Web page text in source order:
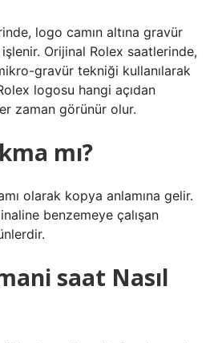
logo camın altına gravür
Orijinal Rolex saatlerinde,
gravür tekniği kullanılarak
logosu hangi açıdan
zaman görünür olur.
mı?
olarak kopya anlamına gelir.
benzemeye çalışan
saat Nasıl